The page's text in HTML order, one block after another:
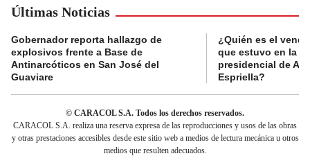
Últimas Noticias
Gobernador reporta hallazgo de
explosivos frente a Base de
Antinarcóticos en San José del
Guaviare
¿Quién es el
que estuvo en la
presidencial de
Espriella?
© CARACOL S.A. Todos los derechos reservados.
CARACOL S.A. realiza una reserva expresa de las reproducciones y usos de las obras
y otras prestaciones accesibles desde este sitio web a medios de lectura mecánica u otros
medios que resulten adecuados.